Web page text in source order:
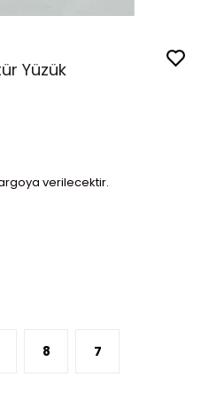
Yüzük
verilecektir.
8 7